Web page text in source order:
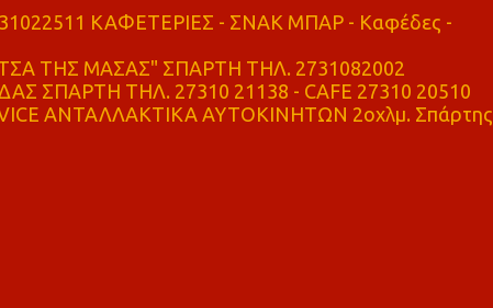
ΚΑΦΕΤΕΡΙΕΣ - ΣΝΑΚ ΜΠΑΡ - Καφέδες -
ΤΗΣ ΜΑΣΑΣ" ΣΠΑΡΤΗ ΤΗΛ. 2731082002
ΣΠΑΡΤΗ ΤΗΛ. 27310 21138 - CAFE 27310 20510
ΑΝΤΑΛΛΑΚΤΙΚΑ ΑΥΤΟΚΙΝΗΤΩΝ 2οχλμ. Σπάρτης